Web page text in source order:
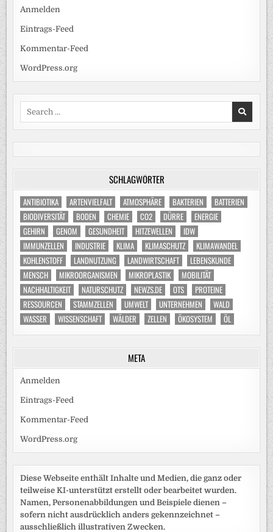
Anmelden
Eintrags-Feed
Kommentar-Feed
WordPress.org
SCHLAGWÖRTER
ANTIBIOTIKA ARTENVIELFALT ATMOSPHÄRE BAKTERIEN
BATTERIEN
BIODIVERSITÄT
BODEN CHEMIE CO2 DÜRRE
ENERGIE
GEHIRN
GENOM GESUNDHEIT HITZEWELLEN
IDW
IMMUNZELLEN
INDUSTRIE KLIMA KLIMASCHUTZ
KLIMAWANDEL
KOHLENSTOFF
LANDNUTZUNG LANDWIRTSCHAFT
LEBENSKUNDE
MENSCH
MIKROORGANISMEN MIKROPLASTIK
MOBILITÄT
NACHHALTIGKEIT
NATURSCHUTZ NEWZS.DE OTS
PROTEINE
RESSOURCEN
STAMMZELLEN UMWELT UNTERNEHMEN
WALD
WASSER
WISSENSCHAFT WÄLDER ZELLEN ÖKOSYSTEM ÖL
META
Anmelden
Eintrags-Feed
Kommentar-Feed
WordPress.org
Diese Webseite enthält Inhalte und Medien, die ganz oder
teilweise KI-unterstützt erstellt oder bearbeitet wurden.
Namen, Personenabbildungen und Beispiele dienen –
sofern nicht ausdrücklich anders gekennzeichnet –
ausschließlich illustrativen Zwecken.